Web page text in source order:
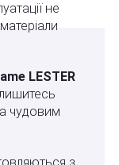
не
LESTER
чудовим